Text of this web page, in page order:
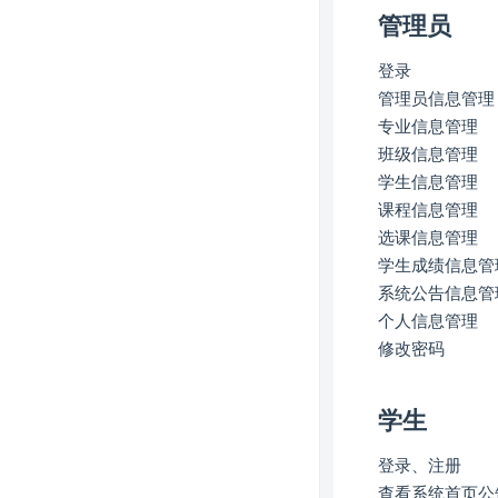
管理员
登录
管理员信息管理
专业信息管理
班级信息管理
学生信息管理
课程信息管理
选课信息管理
学生成绩信息管
系统公告信息管
个人信息管理
修改密码
学生
登录、注册
查看系统首页